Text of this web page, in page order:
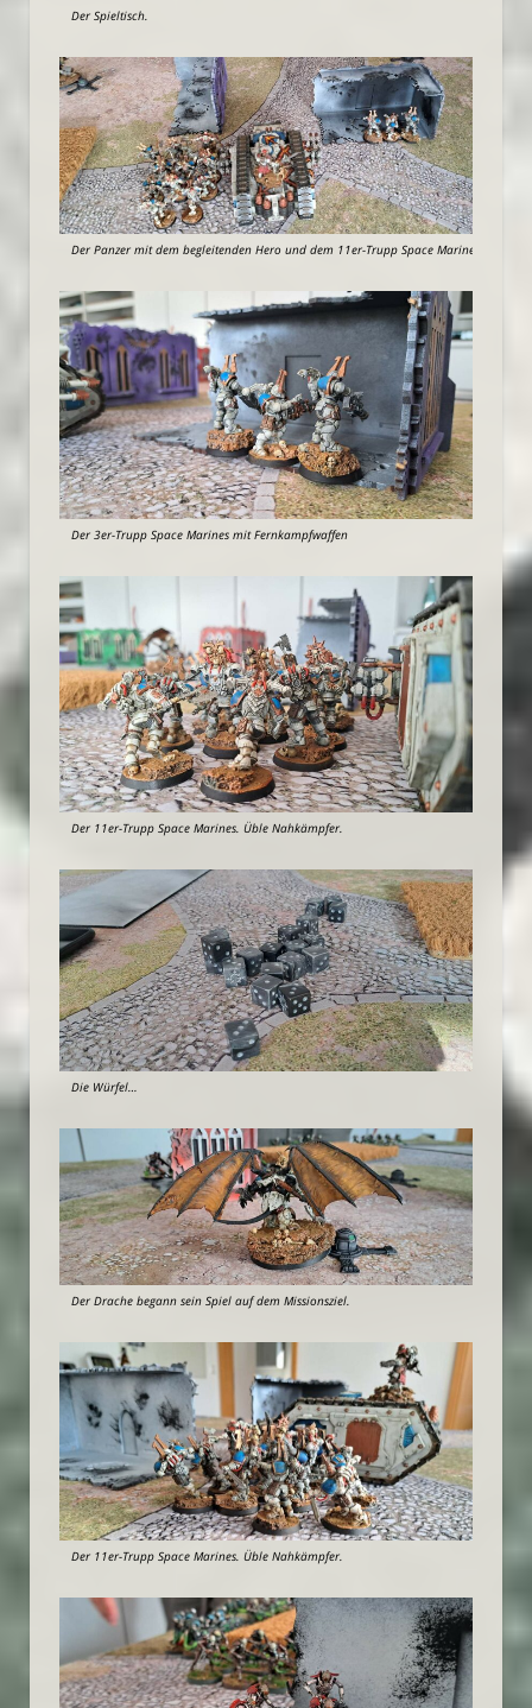
Der Spieltisch.
Der Panzer mit dem begleitenden Hero und dem 11er-Trupp Space Marines.
Der 3er-Trupp Space Marines mit Fernkampfwaffen
Der 11er-Trupp Space Marines. Üble Nahkämpfer.
Die Würfel…
Der Drache begann sein Spiel auf dem Missionsziel.
Der 11er-Trupp Space Marines. Üble Nahkämpfer.